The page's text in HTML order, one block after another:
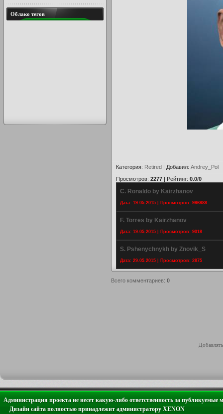
Категория: Retired | Добавил: Andrey_Pol
Просмотров: 2277 | Рейтинг: 0.0/0
C. Ronaldo by Kairzhanov
Дата: 19.05.2015 | Просмотров: 996988
F. Torres by Kairzhanov
Дата: 19.05.2015 | Просмотров: 9018
S. Pshenychnykh by Znovik_S
Дата: 29.05.2015 | Просмотров: 2875
Всего комментариев: 0
Облако тегов
Администрация проекта не несет какую-либо ответственность за публикуемые
Дизайн сайта полностью принадлежит администратору XENON